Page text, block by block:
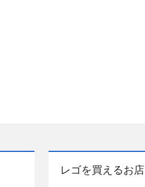
レゴを買えるお店